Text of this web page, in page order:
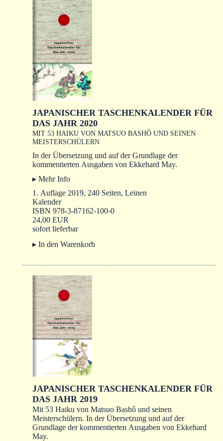
JAPANISCHER TASCHENKALENDER FÜR
DAS JAHR 2020
MIT 53 HAIKU VON MATSUO BASHÔ UND SEINEN
MEISTERSCHÜLERN
In der Übersetzung und auf der Grundlage der
kommentierten Ausgaben von Ekkehard May.
▸ Mehr Info
1. Auflage 2019, 240 Seiten, Leinen
Kalender
ISBN 978-3-87162-100-0
24,00 EUR
sofort lieferbar
▸ In den Warenkorb
JAPANISCHER TASCHENKALENDER FÜR
DAS JAHR 2019
Mit 53 Haiku von Matsuo Bashô und seinen
Meisterschülern. In der Übersetzung und auf der
Grundlage der kommentierten Ausgaben von Ekkehard
May.